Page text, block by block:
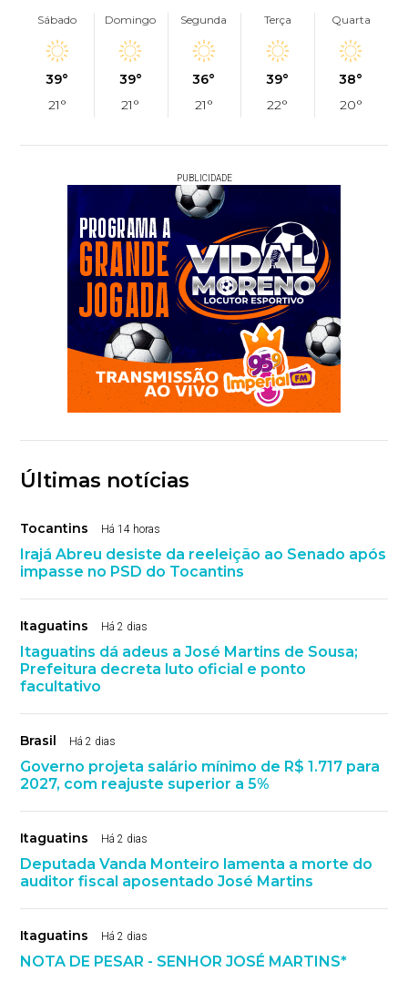
Sábado
39°
21°
Domingo
39°
21°
Segunda
36°
21°
Terça
39°
22°
Quarta
38°
20°
PUBLICIDADE
Últimas notícias
Tocantins Há 14 horas
Irajá Abreu desiste da reeleição ao Senado após
impasse no PSD do Tocantins
Itaguatins Há 2 dias
Itaguatins dá adeus a José Martins de Sousa;
Prefeitura decreta luto oficial e ponto
facultativo
Brasil Há 2 dias
Governo projeta salário mínimo de R$ 1.717 para
2027, com reajuste superior a 5%
Itaguatins Há 2 dias
Deputada Vanda Monteiro lamenta a morte do
auditor fiscal aposentado José Martins
Itaguatins Há 2 dias
NOTA DE PESAR - SENHOR JOSÉ MARTINS*